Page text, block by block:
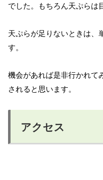
でした。もちろん天ぷらは
天ぷらが足りないときは、
す。
機会があれば是非行かれて
されると思います。
アクセス